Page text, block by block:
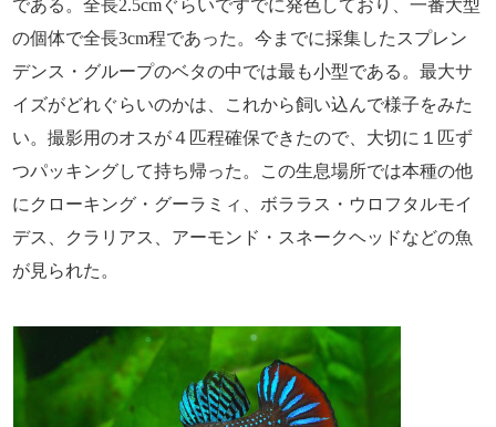
である。全長2.5cmぐらいですでに発色しており、一番大型
の個体で全長3cm程であった。今までに採集したスプレン
デンス・グループのベタの中では最も小型である。最大サ
イズがどれぐらいのかは、これから飼い込んで様子をみた
い。撮影用のオスが４匹程確保できたので、大切に１匹ず
つパッキングして持ち帰った。この生息場所では本種の他
にクローキング・グーラミィ、ボララス・ウロフタルモイ
デス、クラリアス、アーモンド・スネークヘッドなどの魚
が見られた。